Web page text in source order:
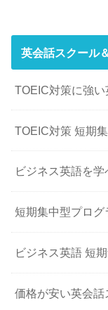
英会話スクール
TOEIC対策に強
TOEIC対策 短期
ビジネス英語を
短期集中型プログ
ビジネス英語 短
価格が安い英会話